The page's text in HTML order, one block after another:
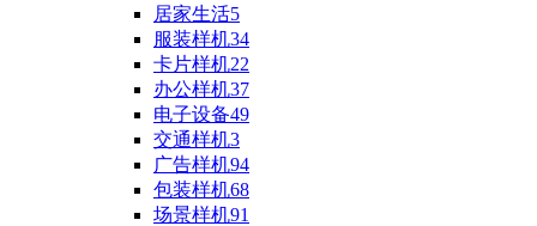
居家生活5
服装样机34
卡片样机22
办公样机37
电子设备49
交通样机3
广告样机94
包装样机68
场景样机91